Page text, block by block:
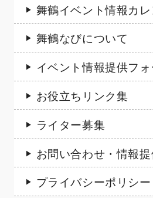
舞鶴イベント情報カ
舞鶴なびについて
イベント情報提供フ
お役立ちリンク集
ライター募集
お問い合わせ・情報
プライバシーポリシー